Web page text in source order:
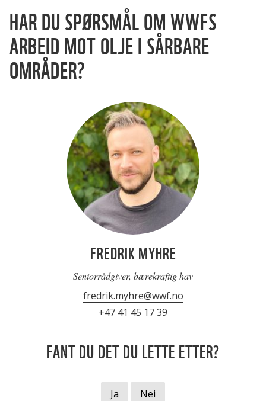
HAR DU SPØRSMÅL OM WWFS
ARBEID MOT OLJE I SÅRBARE
OMRÅDER?
FREDRIK MYHRE
Seniorrådgiver, bærekraftig hav
fredrik.myhre@wwf.no
+47 41 45 17 39
FANT DU DET DU LETTE ETTER?
Ja Nei